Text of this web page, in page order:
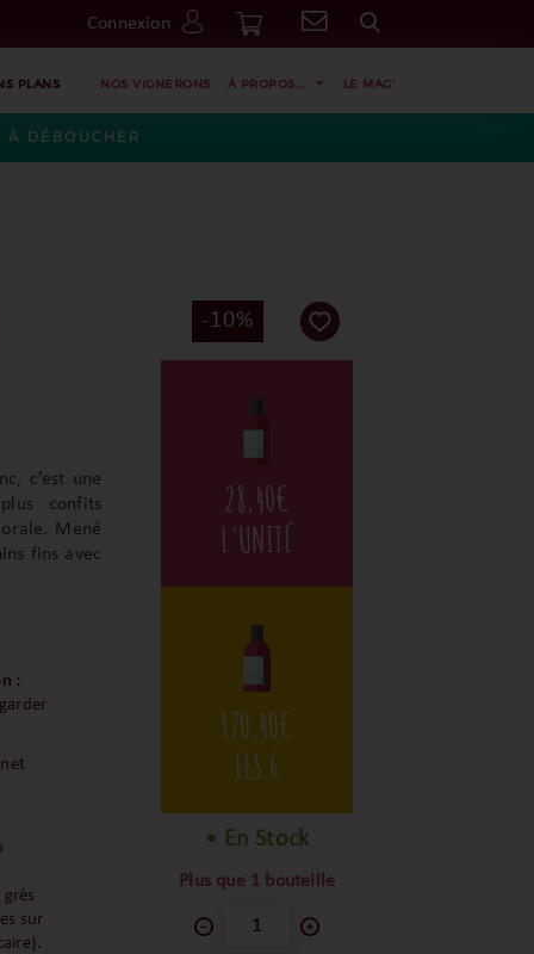
Connexion
Go
PLANS NOS VIGNERONS À PROPOS... LE MAG'
DÉBOUCHER
c’est une
confits
Mené
fins avec
:
sur
-10%
28,40€
L'UNITÉ
170,40€
LES 6
• En Stock
Plus que 1 bouteille